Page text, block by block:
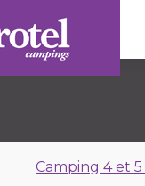
Camping 4 et